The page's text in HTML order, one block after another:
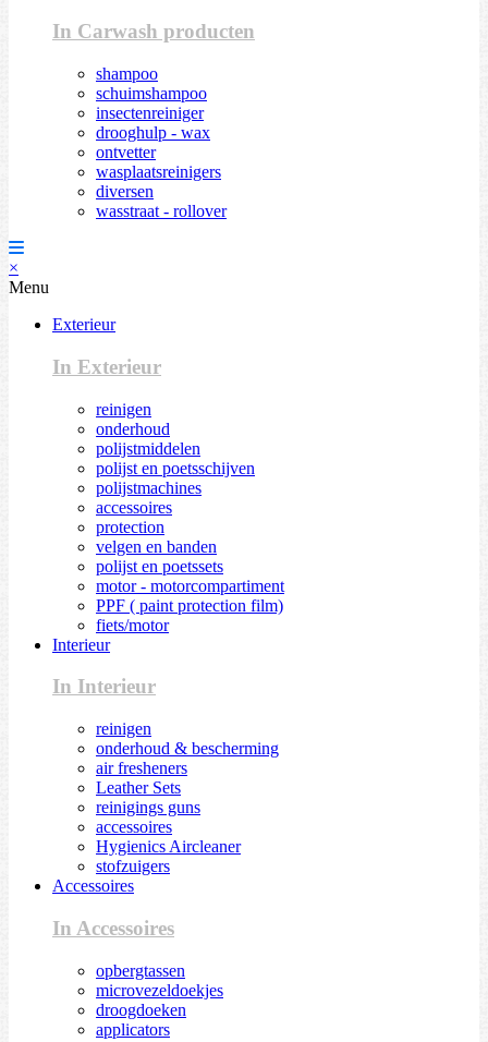
In Carwash producten
shampoo
schuimshampoo
insectenreiniger
drooghulp - wax
ontvetter
wasplaatsreinigers
diversen
wasstraat - rollover
×
Menu
Exterieur
In Exterieur
reinigen
onderhoud
polijstmiddelen
polijst en poetsschijven
polijstmachines
accessoires
protection
velgen en banden
polijst en poetssets
motor - motorcompartiment
PPF ( paint protection film)
fiets/motor
Interieur
In Interieur
reinigen
onderhoud & bescherming
air fresheners
Leather Sets
reinigings guns
accessoires
Hygienics Aircleaner
stofzuigers
Accessoires
In Accessoires
opbergtassen
microvezeldoekjes
droogdoeken
applicators